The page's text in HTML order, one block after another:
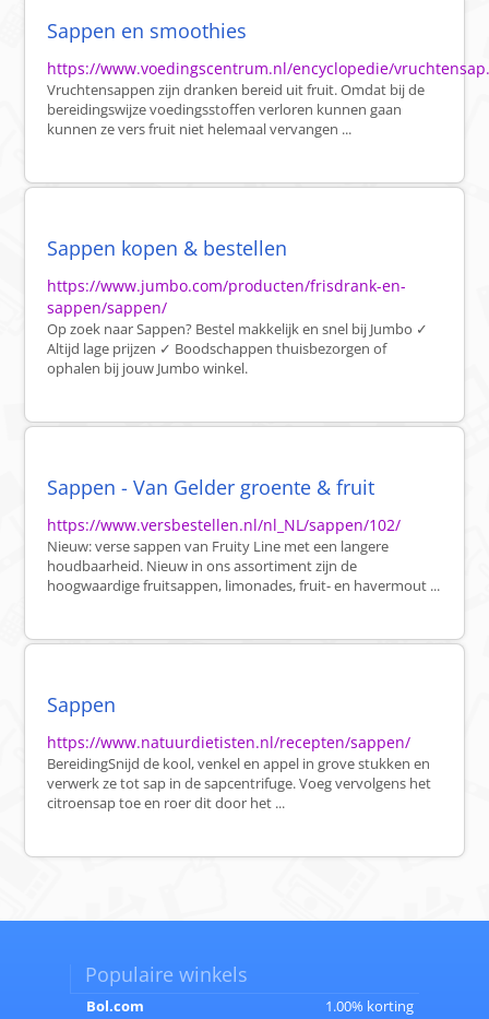
Sappen en smoothies
https://www.voedingscentrum.nl/encyclopedie/
Vruchtensappen zijn dranken bereid uit fruit. Omdat bij de
bereidingswijze voedingsstoffen verloren kunnen gaan
kunnen ze vers fruit niet helemaal vervangen ...
Sappen kopen & bestellen
https://www.jumbo.com/producten/frisdrank-en-
sappen/sappen/
Op zoek naar Sappen? Bestel makkelijk en snel bij Jumbo ✓
Altijd lage prijzen ✓ Boodschappen thuisbezorgen of
ophalen bij jouw Jumbo winkel.
Sappen - Van Gelder groente & fruit
https://www.versbestellen.nl/nl_NL/sappen/102/
Nieuw: verse sappen van Fruity Line met een langere
houdbaarheid. Nieuw in ons assortiment zijn de
hoogwaardige fruitsappen, limonades, fruit- en havermout ...
Sappen
https://www.natuurdietisten.nl/recepten/sappen/
BereidingSnijd de kool, venkel en appel in grove stukken en
verwerk ze tot sap in de sapcentrifuge. Voeg vervolgens het
citroensap toe en roer dit door het ...
Populaire winkels
Bol.com
1.00% korting